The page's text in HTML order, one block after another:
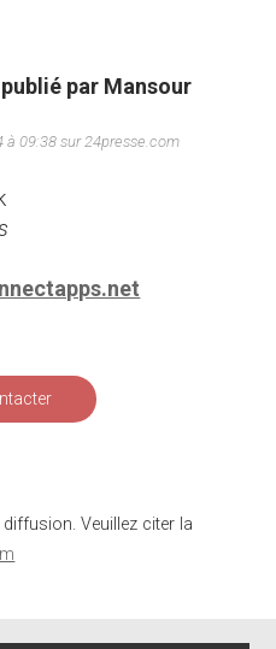
par Mansour
09:38 sur 24presse.com
Veuillez citer la